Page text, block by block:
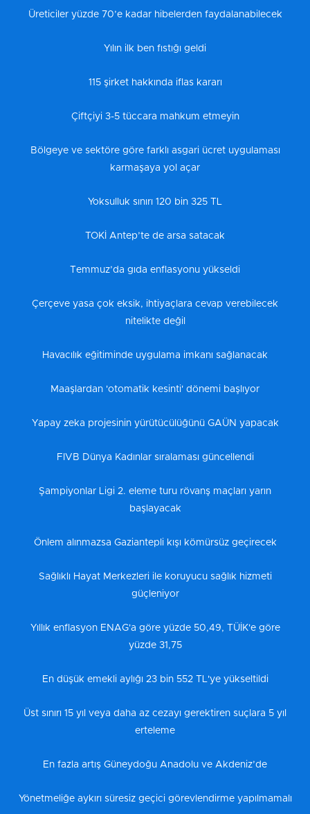
Üreticiler yüzde 70’e kadar hibelerden faydalanabilecek
Yılın ilk ben fıstığı geldi
115 şirket hakkında iflas kararı
Çiftçiyi 3-5 tüccara mahkum etmeyin
Bölgeye ve sektöre göre farklı asgari ücret uygulaması
karmaşaya yol açar
Yoksulluk sınırı 120 bin 325 TL
TOKİ Antep’te de arsa satacak
Temmuz’da gıda enflasyonu yükseldi
Çerçeve yasa çok eksik, ihtiyaçlara cevap verebilecek
nitelikte değil
Havacılık eğitiminde uygulama imkanı sağlanacak
Maaşlardan 'otomatik kesinti' dönemi başlıyor
Yapay zeka projesinin yürütücülüğünü GAÜN yapacak
FIVB Dünya Kadınlar sıralaması güncellendi
Şampiyonlar Ligi 2. eleme turu rövanş maçları yarın
başlayacak
Önlem alınmazsa Gaziantepli kışı kömürsüz geçirecek
Sağlıklı Hayat Merkezleri ile koruyucu sağlık hizmeti
güçleniyor
Yıllık enflasyon ENAG'a göre yüzde 50,49, TÜİK'e göre
yüzde 31,75
En düşük emekli aylığı 23 bin 552 TL'ye yükseltildi
Üst sınırı 15 yıl veya daha az cezayı gerektiren suçlara 5 yıl
erteleme
En fazla artış Güneydoğu Anadolu ve Akdeniz’de
Yönetmeliğe aykırı süresiz geçici görevlendirme yapılmamalı